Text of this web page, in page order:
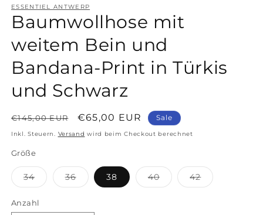
ESSENTIEL ANTWERP
Baumwollhose mit
weitem Bein und
Bandana-Print in Türkis
und Schwarz
Normaler
Preis
€145,00 EUR Verkaufspreis
€65,00 EUR Sale
Inkl. Steuern. Versand wird beim Checkout berechnet
Größe
34Variante
ausverkauft
nicht
verfügbar
36Variante
ausverkauft
38 40Variante
ausverkauft
42Variante
ausverkauft
Anzahl
Anzahl